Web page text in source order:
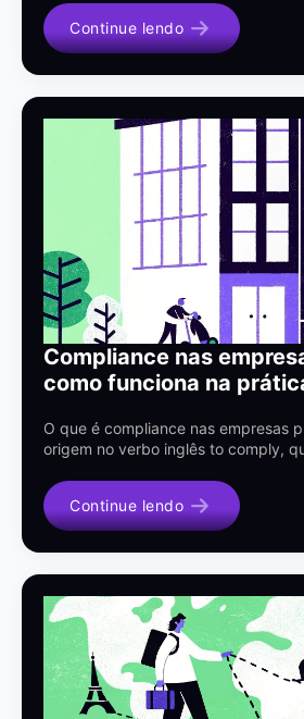
Continue lendo
Compliance nas
como funciona na
O que é compliance nas empresas
origem no verbo inglês to comply,
Continue lendo